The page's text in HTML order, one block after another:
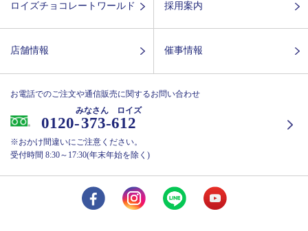
ロイズチョコレートワールド 採用案内
店舗情報 催事情報
お電話でのご注文や通信販売に関するお問い合わせ
0120-373-612
みなさん ロイズ
※おかけ間違いにご注意ください。
受付時間 8:30～17:30(年末年始を除く)